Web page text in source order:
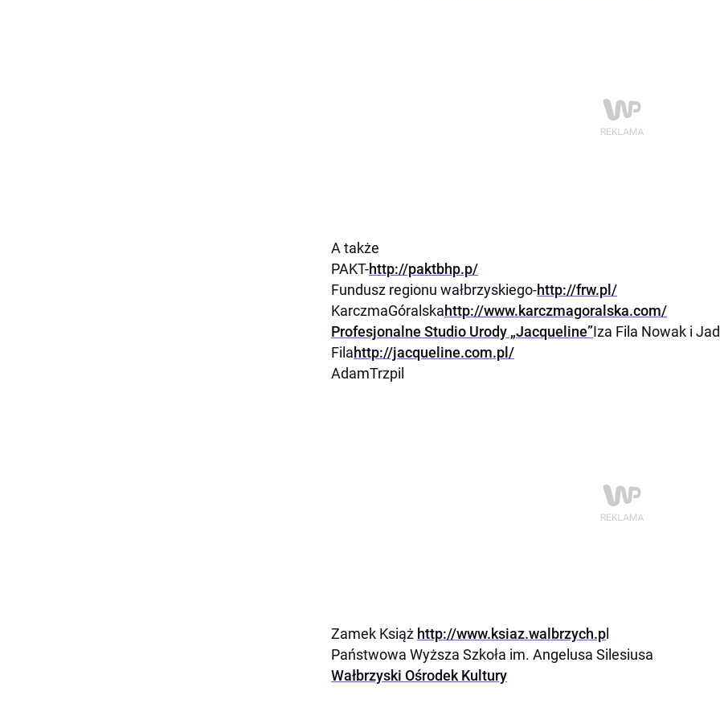
A także
PAKT-http://paktbhp.p/
Fundusz regionu wałbrzyskiego-http://frw.pl/
KarczmaGóralskahttp://www.karczmagoralska.com/
Profesjonalne Studio Urody „Jacqueline”Iza Fila Nowak i
Filahttp://jacqueline.com.pl/
AdamTrzpil
Zamek Książ http://www.ksiaz.walbrzych.p
Państwowa Wyższa Szkoła im. Angelusa Silesiusa
Wałbrzyski Ośrodek Kultury